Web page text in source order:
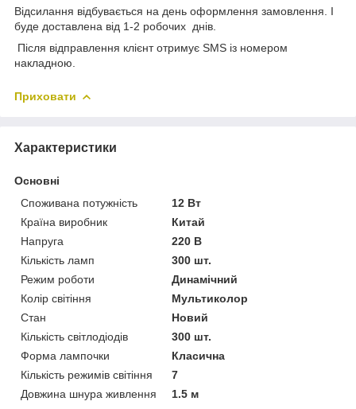
Відсилання відбувається на день оформлення замовлення. І
буде доставлена від 1-2 робочих днів.
Після відправлення клієнт отримує SMS із номером
накладною.
Приховати
Характеристики
Основні
Споживана потужність
12 Вт
Країна виробник
Китай
Напруга
220 В
Кількість ламп
300 шт.
Режим роботи
Динамічний
Колір світіння
Мультиколор
Стан
Новий
Кількість світлодіодів
300 шт.
Форма лампочки
Класична
Кількість режимів світіння
7
Довжина шнура живлення
1.5 м